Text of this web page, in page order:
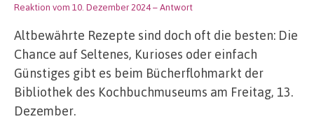
Reaktion vom 10. Dezember 2024– Antwort
Altbewährte Rezepte sind doch oft die besten: Die
Chance auf Seltenes, Kurioses oder einfach
Günstiges gibt es beim Bücherflohmarkt der
Bibliothek des Kochbuchmuseums am Freitag, 13.
Dezember.